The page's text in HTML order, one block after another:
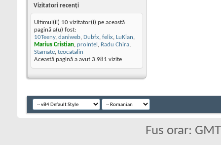
Vizitatori recenţi
Ultimul(ii) 10 vizitator(i) pe această
pagină a(u) fost:
10Teeny, daniweb, Dubfx, felix, LuKian,
Marius Cristian, proIntel , Radu Chira,
Stamate, teocatalin
Această pagină a avut 3.981 vizite
Fus orar: